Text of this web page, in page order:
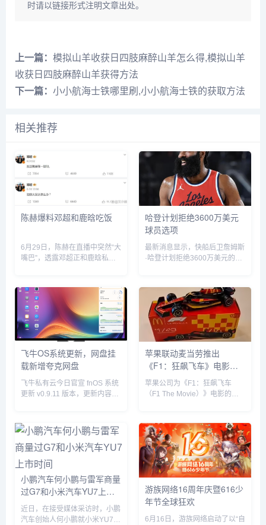
时请以链接形式注明文章出处。
上一篇： 模拟山羊收获日四肢麻醉山羊怎么得,模拟山羊
收获日四肢麻醉山羊获得方法
下一篇： 小小航海士铁哪里刷,小小航海士铁的获取方法
相关推荐
陈赫爆料邓超和鹿晗吃饭
6月29日，陈赫在直播中突然“大
嘴巴”，透露邓超正和鹿晗私下
自己也去吃饭了”。没想到，当
天邓超就在微博发文回应：“反
正就是在一起呗”，配文简短却...
哈登计划拒绝3600万美元
球员选项
最新消息显示，快船后卫詹姆斯
·哈登计划拒绝3600万美元的球
飞牛OS系统更新，网盘挂
载新增夸克网盘
飞牛私有云今日官宣 fnOS 系统
更新 v0.9.11 版本，更新内容包
置、优化硬盘类型（HDD、
SSD）的识别等。飞牛 f...
苹果联动麦当劳推出
《F1：狂飙飞车》电影套
餐
苹果公司为《F1：狂飙飞车
（F1 The Movie）》电影的全
味合作，粉丝们可以购买 F1 主
题套餐，并把独家定制的迷你赛
车带回家。...
小鹏汽车何小鹏与雷军商量
过G7和小米汽车YU7上市
时间
近日，在接受媒体采访时，小鹏
汽车创始人何小鹏就小米YU7的
游族网络16周年庆暨616少
年节全球狂欢
6月16日，游族网络启动了以“自